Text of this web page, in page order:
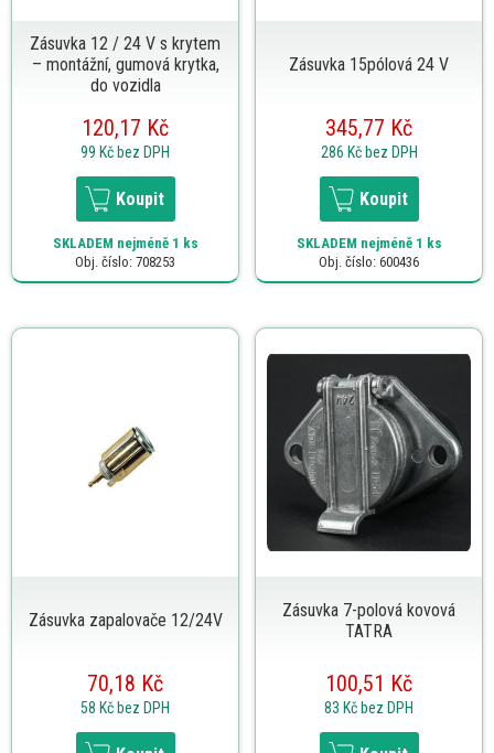
Zásuvka 12 / 24 V s krytem
– montážní, gumová krytka,
do vozidla
120,17 Kč
99 Kč bez DPH
Koupit
SKLADEM nejméně 1 ks
Obj. číslo: 708253
Zásuvka 15pólová 24 V
345,77 Kč
286 Kč bez DPH
Koupit
SKLADEM nejméně 1 ks
Obj. číslo: 600436
Zásuvka zapalovače 12/24V
70,18 Kč
58 Kč bez DPH
Zásuvka 7-polová kovová
TATRA
100,51 Kč
83 Kč bez DPH